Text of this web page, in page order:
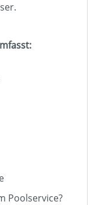
Poolservice?